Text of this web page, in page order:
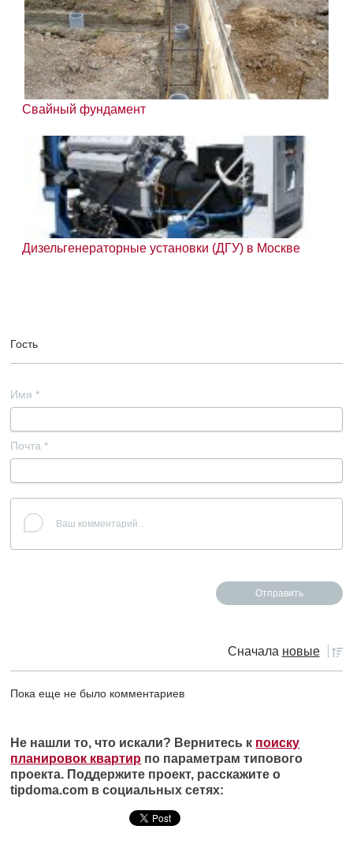
Свайный фундамент
Дизельгенераторные установки (ДГУ) в Москве
Гость
Имя *
Почта *
Сначала новые
Пока еще не было комментариев
Не нашли то, что искали? Вернитесь к поиску
планировок квартир по параметрам типового
проекта. Поддержите проект, расскажите о
tipdoma.com в социальных сетях: